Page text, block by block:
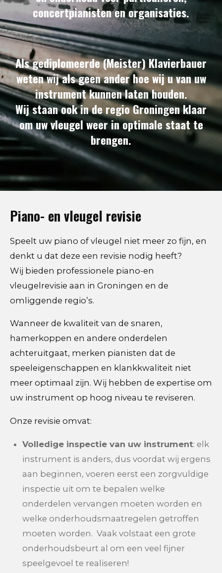
concertpianisten en organisaties.
Als gediplomeerde (Meister) Klavierbauer
weten wij als geen ander hoe wij u van uw
instrument kunnen laten houden.
Wij staan ook in de regio Groningen klaar
om uw vleugel weer in optimale staat te
brengen.
Piano- en vleugel revisie
Speelt uw piano of vleugel niet meer zo fijn, en
denkt u dat deze een revisie nodig heeft?
Wij bieden professionele piano-en
vleugelrevisie aan in Groningen en de
omliggende regio’s.
Wanneer de kwaliteit van de snaren,
hamerkoppen en andere onderdelen
achteruitgaat, merken pianisten dat de
speeleigenschappen en klankkwaliteit niet
meer optimaal zijn. Wij hebben de expertise om
uw instrument op hoog niveau te reviseren.
Onze revisie omvat:
Volledige inspectie van uw instrument: elk
instrument is anders, dus voordat wij ergens
aan beginnen, voeren eerst een zorgvuldige
inspectie uit om te bepalen welke
onderdelen vervangen moeten worden en
welke onderhoudsmaatregelen getroffen
moeten worden. Vaak volstaat een grote
onderhoudsbeurt al om een veel fijner
speelgevoel te realiseren!